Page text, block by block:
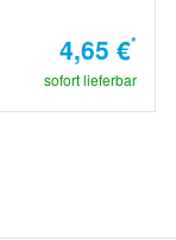
4,65 €*
sofort lieferbar